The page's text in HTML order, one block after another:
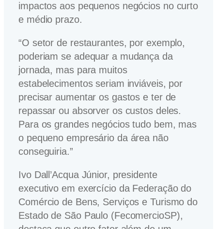
impactos aos pequenos negócios no curto
e médio prazo.
“O setor de restaurantes, por exemplo,
poderiam se adequar a mudança da
jornada, mas para muitos
estabelecimentos seriam inviáveis, por
precisar aumentar os gastos e ter de
repassar ou absorver os custos deles.
Para os grandes negócios tudo bem, mas
o pequeno empresário da área não
conseguiria.”
Ivo Dall’Acqua Júnior, presidente
executivo em exercício da Federação do
Comércio de Bens, Serviços e Turismo do
Estado de São Paulo (FecomercioSP),